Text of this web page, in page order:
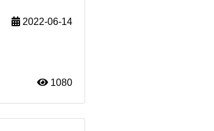
2022-06-14
1080